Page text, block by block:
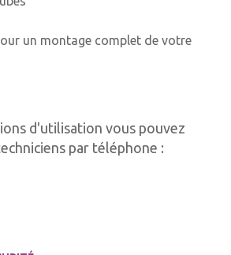
un montage complet de votre
d'utilisation vous pouvez
par téléphone :